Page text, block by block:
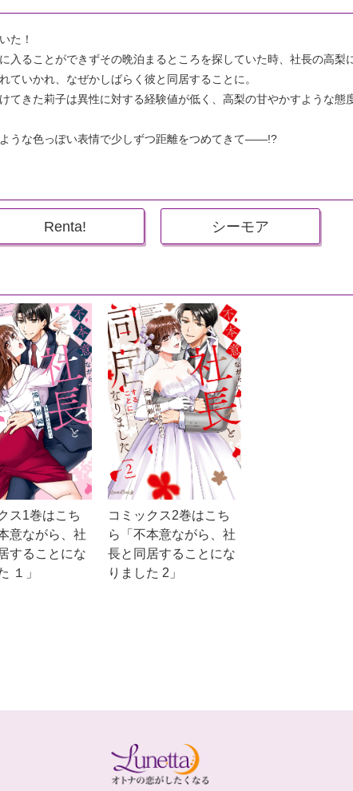
た！
入ることができずその晩泊まるところを探していた時、社長の高梨
ていかれ、なぜかしばらく彼と同居することに。
てきた莉子は異性に対する経験値が低く、高梨の甘やかすような態
うな色っぽい表情で少しずつ距離をつめてきて――!?
Renta! シーモア
ス1巻はこち
意ながら、社
することにな
１」
コミックス2巻はこち
ら「不本意ながら、社
長と同居することにな
りました 2」